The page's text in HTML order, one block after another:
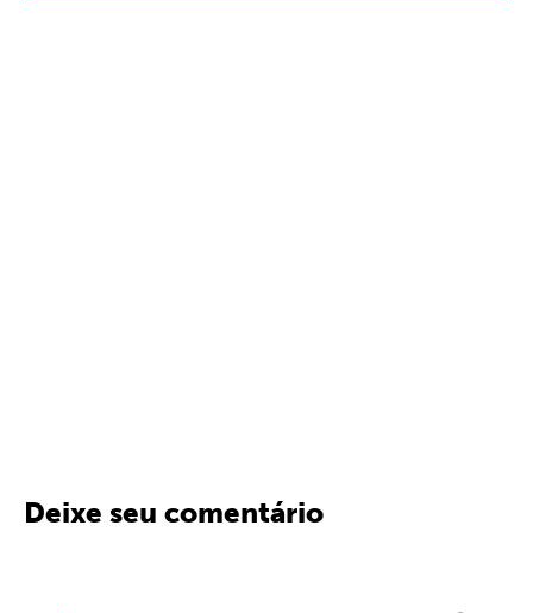
Deixe seu comentário